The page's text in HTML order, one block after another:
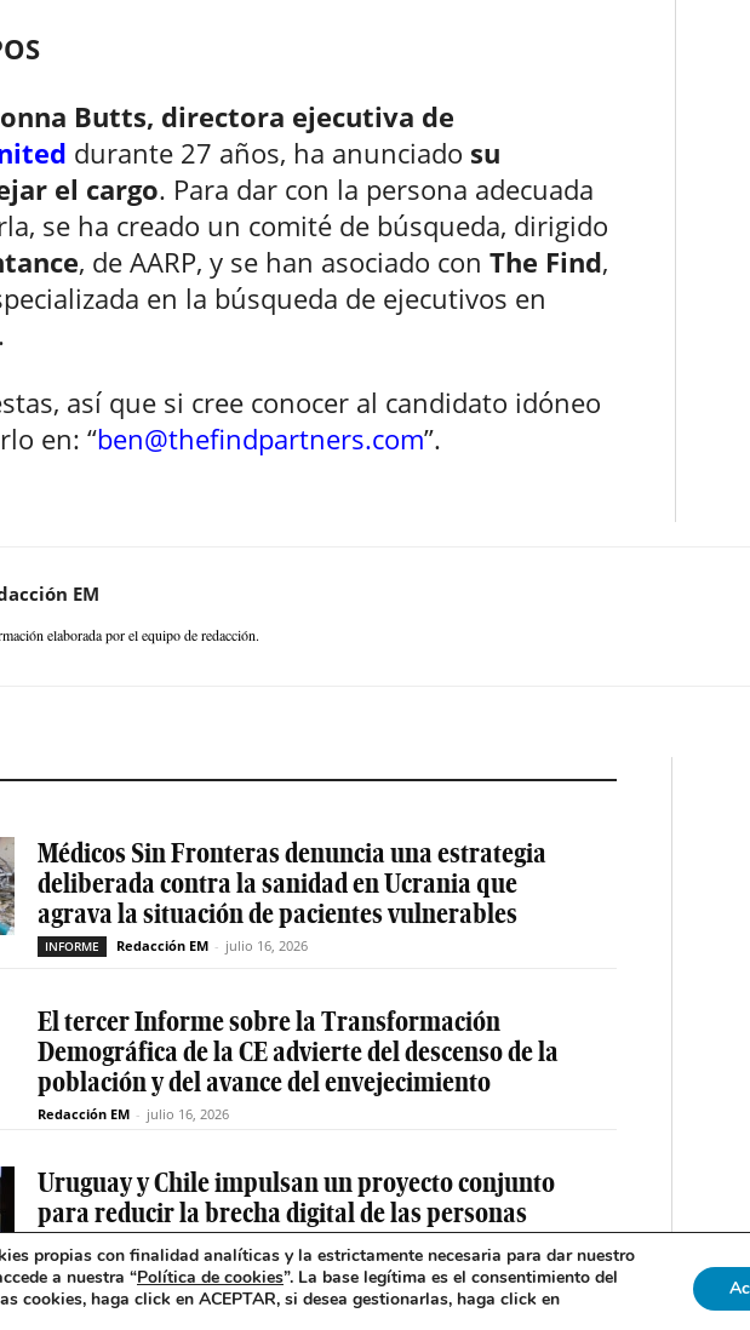
Butts, directora ejecutiva de
durante 27 años, ha anunciado su
el cargo. Para dar con la persona adecuada
se ha creado un comité de búsqueda, dirigido
, de AARP, y se han asociado con The Find,
en la búsqueda de ejecutivos en
así que si cree conocer al candidato idóneo
en: “ben@thefindpartners.com”.
EM
elaborada por el equipo de redacción.
Médicos Sin Fronteras denuncia una estrategia
deliberada contra la sanidad en Ucrania que
agrava la situación de pacientes vulnerables
INFORME Redacción EM - julio 16, 2026
El tercer Informe sobre la Transformación
Demográfica de la CE advierte del descenso de la
población y del avance del envejecimiento
Redacción EM - julio 16, 2026
Uruguay y Chile impulsan un proyecto conjunto
para reducir la brecha digital de las personas
mayores
INCLUSIÓN DIGITAL Redacción EM - julio 14, 2026
propias con finalidad analíticas y la estrictamente necesaria para dar nuestro
a nuestra “Política de cookies”. La base legítima es el consentimiento del
cookies, haga click en ACEPTAR, si desea gestionarlas, haga click en